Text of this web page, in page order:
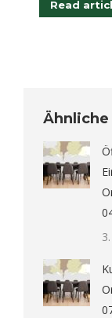
Read
Ähnliche